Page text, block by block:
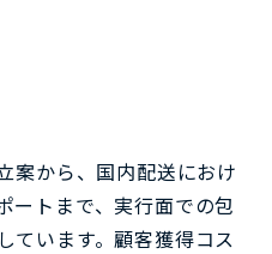
案から、国内配送におけ
ートまで、実行面での包
ています。顧客獲得コス